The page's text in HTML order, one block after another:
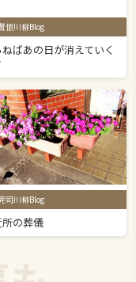
悟川柳Blog
ばあの日が消えていく
司川柳Blog
所の葬儀